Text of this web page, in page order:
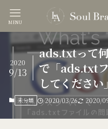
MENU
ads.txtって
で「ads.txt
してください
2020
9/13
未分類 2020/03/26 2020/